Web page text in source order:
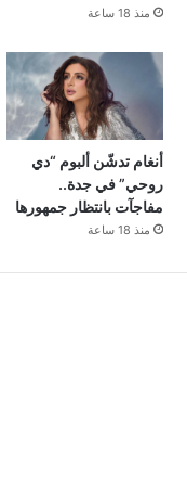
منذ 18 ساعة
أنغام تدشّن ألبوم “دي
روحي” في جدة..
مفاجآت بانتظار جمهورها
منذ 18 ساعة